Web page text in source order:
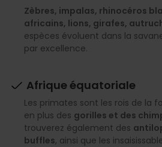
Zèbres, impalas, rhinocéros
africains, lions, girafes,
espèces évoluent dans la
par excellence.
Afrique équatoriale
Les primates sont les rois de la
en plus des gorilles et des
trouverez également des
buffles, ainsi que les